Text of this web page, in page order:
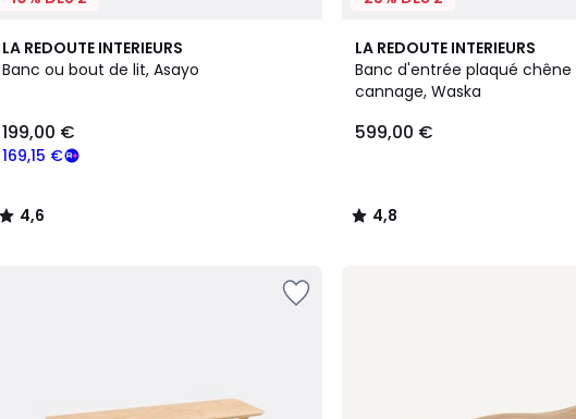
LA REDOUTE INTERIEURS
Banc ou bout de lit, Asayo
169,15 €
199,00 €
4,6
/ 5
4,6
/
LA REDOUTE INTERIEURS
Banc d'entrée plaqué
cannage, Waska
599,00 €
4,8
/ 5
4,8
/